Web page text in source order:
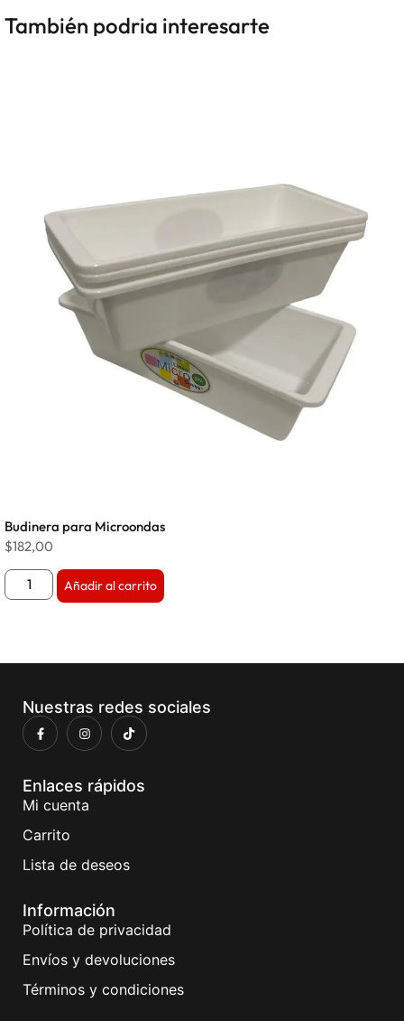
También podria interesarte
Budinera para Microondas
$182,00
Añadir al carrito
Nuestras redes sociales
Enlaces rápidos
Mi cuenta
Carrito
Lista de deseos
Información
Política de privacidad
Envíos y devoluciones
Términos y condiciones